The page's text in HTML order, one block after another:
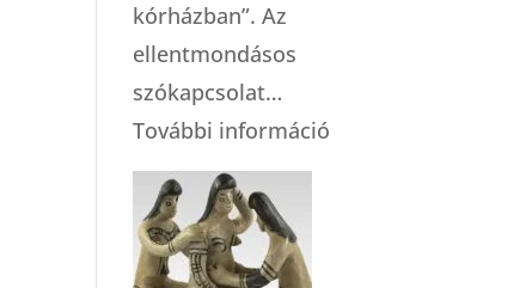
kórházban”. Az
ellentmondásos
szókapcsolat…
További információ